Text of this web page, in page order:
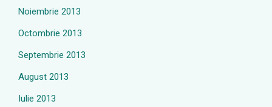
Noiembrie 2013
Octombrie 2013
Septembrie 2013
August 2013
Iulie 2013